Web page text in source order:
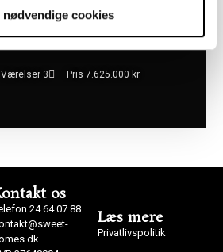
nødvendige cookies
Værelser 3 Pris 7.625.000 kr.
os
24 64 07 88
Læs mere
Privatlivspolitik